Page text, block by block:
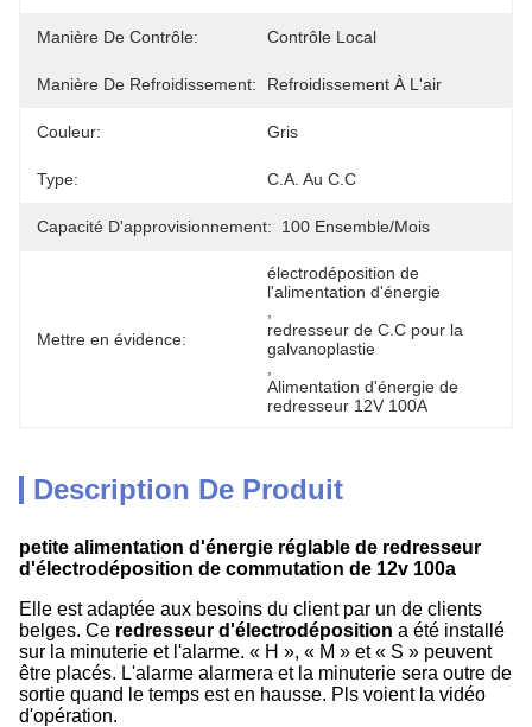
Manière De Contrôle: Contrôle Local
Manière De Refroidissement: Refroidissement À L'air
Couleur: Gris
Type: C.A. Au C.C
Capacité D'approvisionnement: 100 Ensemble/mois
Mettre en évidence:
électrodéposition de
l'alimentation d'énergie
redresseur de C.C pour la
galvanoplastie
Alimentation d'énergie de
redresseur 12V 100A
Description De Produit
petite alimentation d'énergie réglable de redresseur
d'électrodéposition de commutation de 12v 100a
Elle est adaptée aux besoins du client par un de clients
belges. Ce redresseur d'électrodéposition a été installé
sur la minuterie et l'alarme. « H », « M » et « S » peuvent
être placés. L'alarme alarmera et la minuterie sera outre de
sortie quand le temps est en hausse. Pls voient la vidéo
d'opération.